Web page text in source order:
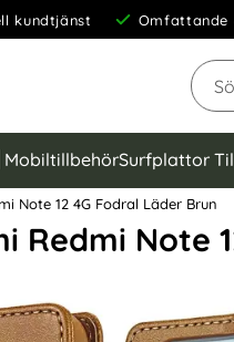
kundtjänst Omfattande
Sök
MobiltillbehörSurfplattor
Note 12 4G Fodral Läder Brun
Redmi Note